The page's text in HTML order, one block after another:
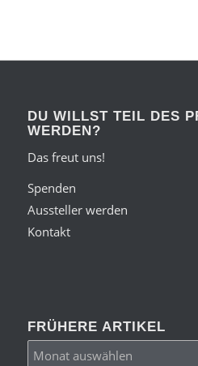
DU WILLST TEIL DES
WERDEN?
Das freut uns!
Spenden
Aussteller werden
Kontakt
FRÜHERE ARTIKEL